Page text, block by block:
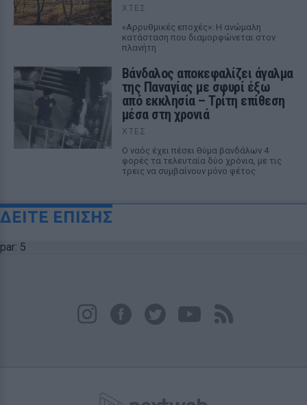
ΧΤΕΣ
«Αρρυθμικές εποχές»: Η ανώμαλη
κατάσταση που διαμορφώνεται στον
πλανήτη
Βάνδαλος αποκεφαλίζει άγαλμα
της Παναγίας με σφυρί έξω
από εκκλησία – Τρίτη επίθεση
μέσα στη χρονιά
ΧΤΕΣ
Ο ναός έχει πέσει θύμα βανδάλων 4
φορές τα τελευταία δύο χρόνια, με τις
τρεις να συμβαίνουν μόνο φέτος
ΔΕΙΤΕ ΕΠΙΣΗΣ
par: 5